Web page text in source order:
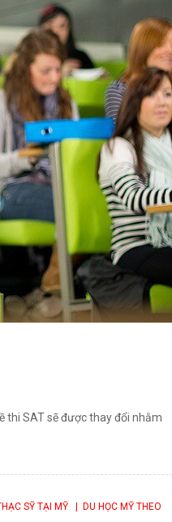
thi SAT sẽ được thay đổi nhằm
SỸ TẠI MỸ
| DU HỌC MỸ THEO